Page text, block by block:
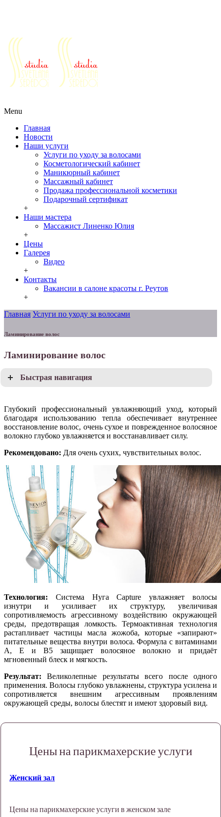
Menu
Главная
Новости
Наши услуги
Услуги по уходу за волосами
Косметологический кабинет
Маникюрный кабинет
Массажный кабинет
Продажа профессиональной косметики
Подарочный сертификат
+
Наши мастера
Массажист Линенко Юлия
+
Цены
Галерея
Видео
+
Контакты
Вакансии в салоне красоты г. Реутов
+
Главная Услуги по уходу за волосами
Ламинирование волос
Ламинирование волос
Быстрая навигация
Глубокий профессиональный увлажняющий уход, который
благодаря использованию тепла обеспечивает внутреннее
восстановление волос, очень сухое и поврежденное волосяное
волокно глубоко увлажняется и восстанавливает силу.
Рекомендовано: Для очень сухих, чувствительных волос.
Технология: Система Нуга Capture увлажняет волосы
изнутри и усиливает их структуру, увеличивая
сопротивляемость агрессивному воздействию окружающей
среды, предотвращая ломкость. Термоактивная технология
растапливает частицы масла жожоба, которые «запирают»
питательные вещества внутри волоса. Формула с витаминами
А, Е и В5 защищает волосяное волокно и придаёт
мгновенный блеск и мягкость.
Результат:Великолепные результаты всего после одного
применения. Волосы глубоко увлажнены, структура усилена и
сопротивляется внешним агрессивным проявлениям
окружающей среды, волосы блестят и имеют здоровый вид.
Цены на парикмахерские услуги
Женский зал
Цены на парикмахерские услуги в женском зале